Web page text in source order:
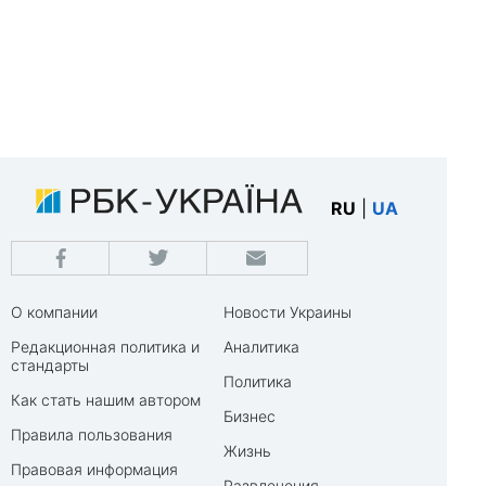
RU UA
О компании
Редакционная политика и
стандарты
Как стать нашим автором
Правила пользования
Правовая информация
Новости Украины
Аналитика
Политика
Бизнес
Жизнь